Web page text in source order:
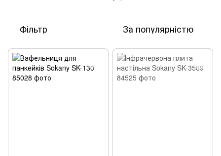
Фільтр За популярністю